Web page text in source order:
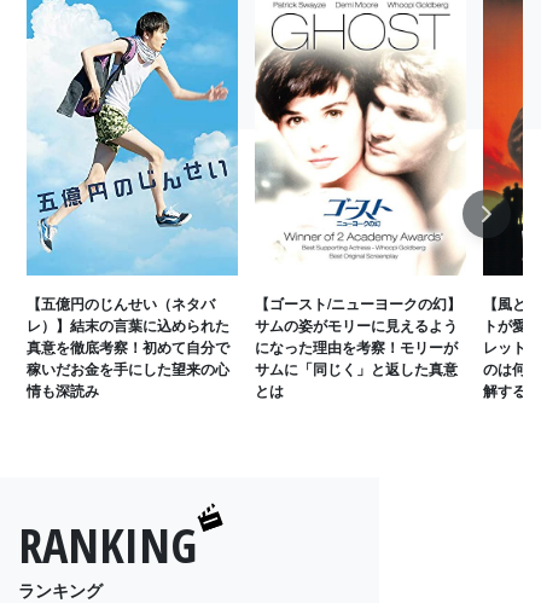
【五億円のじんせい（ネタバ
レ）】結末の言葉に込められた
真意を徹底考察！初めて自分で
稼いだお金を手にした望来の心
情も深読み
【ゴースト/ニューヨークの幻】
サムの姿がモリーに見えるよう
になった理由を考察！モリーが
サムに「同じく」と返した真意
とは
【風と
トが愛
レット
のは何
解する
Next
RANKING
ランキング